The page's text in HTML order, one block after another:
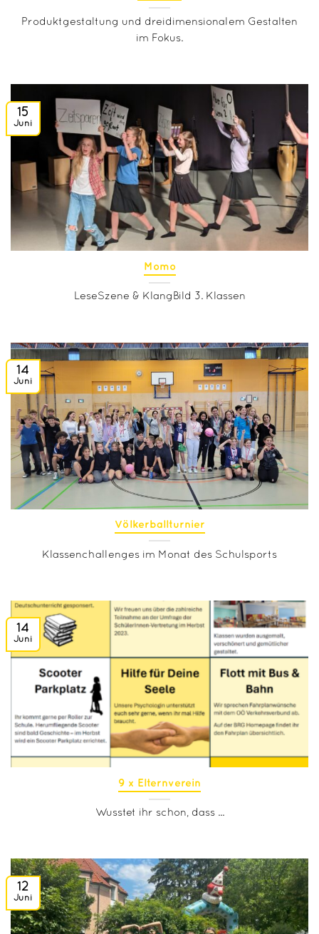
Produktgestaltung und dreidimensionalem Gestalten
im Fokus.
Momo
LeseSzene & KlangBild 3. Klassen
15
Juni
Völkerballturnier
Klassenchallenges im Monat des Schulsports
14
Juni
9 x Elternverein
Wusstet ihr schon, dass ...
14
Juni
12
Juni